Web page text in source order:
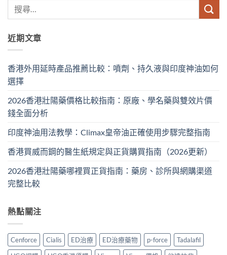
近期文章
香港外用延時產品推薦比較：噴劑、持久液與印度神油如何
選擇
2026香港壯陽藥價格比較指南：原廠、學名藥與雙效片價
錢全面分析
印度神油用法教學：Climax皇帝油正確使用步驟完整指南
香港買威而鋼的醫生紙規定與正貨購買指南（2026更新）
2026香港壯陽藥哪裡買正貨指南：藥房、診所與網購渠道
完整比較
熱點關注
Cenforce Cialis ED治療 ED治療藥物 p-force
Tadalafil